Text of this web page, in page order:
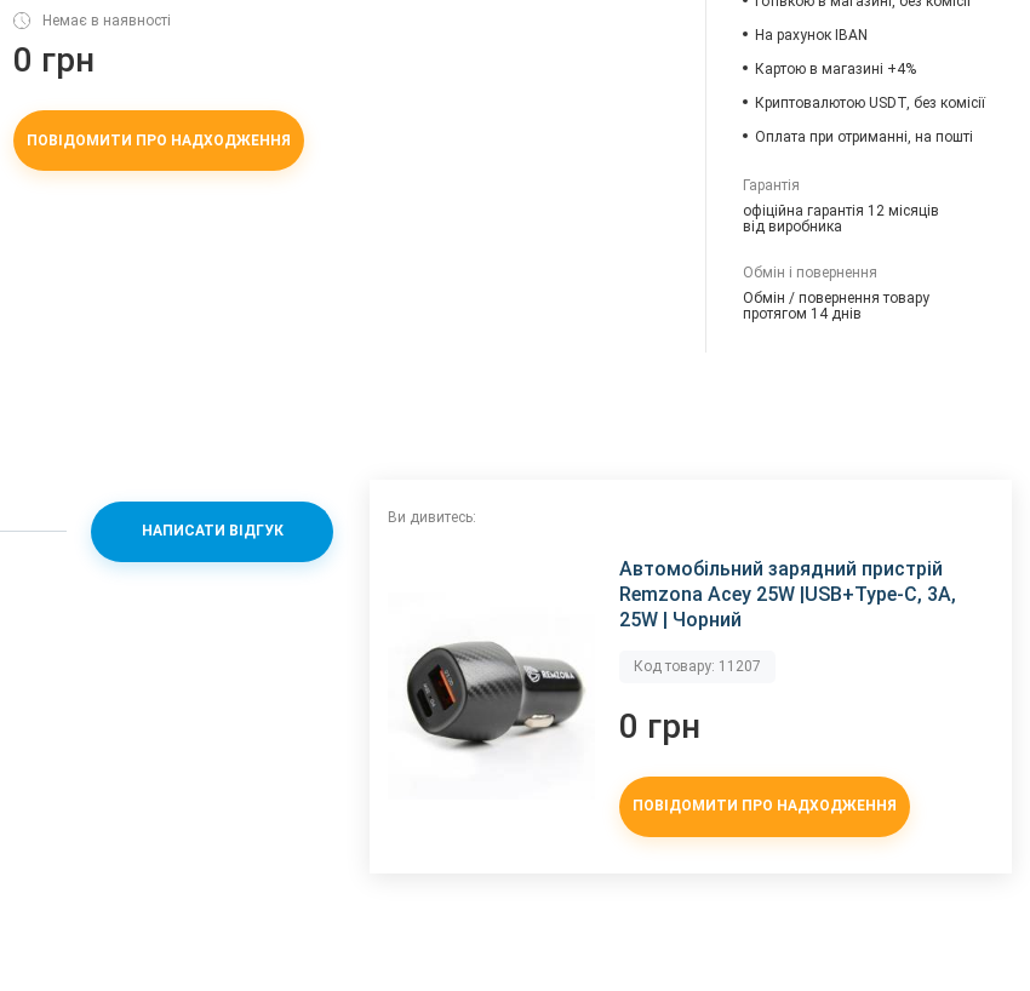
Немає в наявності
0 грн
ПОВІДОМИТИ ПРО НАДХОДЖЕННЯ
На рахунок IBAN
Картою в магазині +4%
Криптовалютою USDT, без комісії
Оплата при отриманні, на пошті
Гарантія
офіційна гарантія 12 місяців
від виробника
Обмін і повернення
Обмін / повернення товару
протягом 14 днів
НАПИСАТИ ВІДГУК
Ви дивитесь:
Автомобільний зарядний пристрій
Remzona Acey 25W |USB+Type-C, 3A,
25W | Чорний
Код товару: 11207
0 грн
ПОВІДОМИТИ ПРО НАДХОДЖЕННЯ